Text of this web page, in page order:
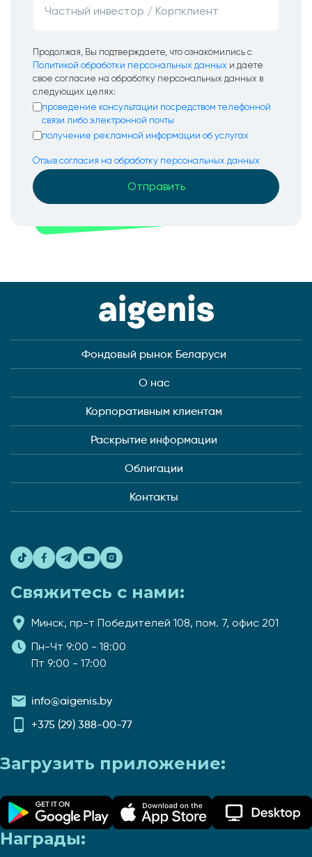
Продолжая, Вы подтверждаете, что ознакомились с
Политикой обработки персональных данных и даете
свое согласие на обработку персональных данных в
следующих целях:
проведение консультации посредством телефонной
связи либо электронной почты
получение рекламной информации об услугах
Отзыв согласия на обработку персональных данных
Фондовый рынок Беларуси
О нас
Корпоративным клиентам
Раскрытие информации
Облигации
Контакты
Свяжитесь с нами:
Минск, пр-т Победителей 108, пом. 7, офис 201
Пн-Чт 9:00 - 18:00
Пт 9:00 - 17:00
info@aigenis.by
+375 (29) 388-00-77
Загрузить приложение:
Награды: